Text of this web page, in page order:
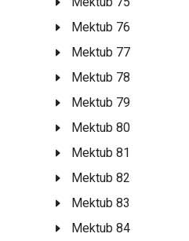
Mektub 76
Mektub 77
Mektub 78
Mektub 79
Mektub 80
Mektub 81
Mektub 82
Mektub 83
Mektub 84